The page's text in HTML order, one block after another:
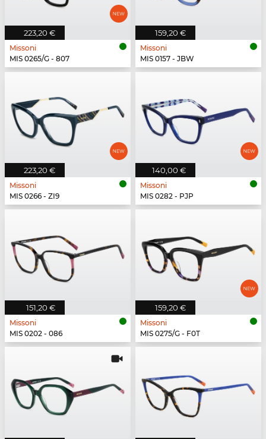
223,20 €
Missoni
MIS 0265/G - 807
159,20 €
Missoni
MIS 0157 - JBW
223,20 €
Missoni
MIS 0266 - ZI9
140,00 €
Missoni
MIS 0282 - PJP
151,20 €
Missoni
MIS 0202 - 086
159,20 €
Missoni
MIS 0275/G - F0T